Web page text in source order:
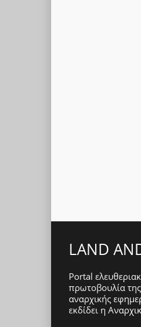
LAND
Portal
πρωτοβουλία
αναρχικής
εκδίδει η